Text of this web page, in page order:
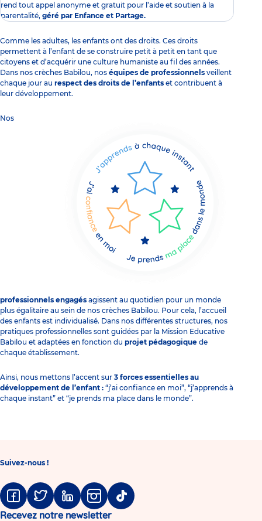
rend tout appel anonyme et gratuit pour l’aide et soutien à la
parentalité, géré par Enfance et Partage.
Comme les adultes, les enfants ont des droits. Ces droits
permettent à l’enfant de se construire petit à petit en tant que
citoyens et d’acquérir une culture humaniste au fil des années.
Dans nos crèches Babilou, nos équipes de professionnels veillent
chaque jour au respect des droits de l’enfants et contribuent à
leur développement.
Nos
professionnels engagés agissent au quotidien pour un monde
plus égalitaire au sein de nos crèches Babilou. Pour cela, l’accueil
des enfants est individualisé. Dans nos différentes structures, nos
pratiques professionnelles sont guidées par la Mission Educative
Babilou et adaptées en fonction du projet pédagogique de
chaque établissement.
Ainsi, nous mettons l’accent sur 3 forces essentielles au
développement de l’enfant : “j’ai confiance en moi”, “j’apprends à
chaque instant” et “je prends ma place dans le monde”.
Suivez-nous !
FacebookTwitter LinkedinInstagramTiktok
Recevez notre newsletter